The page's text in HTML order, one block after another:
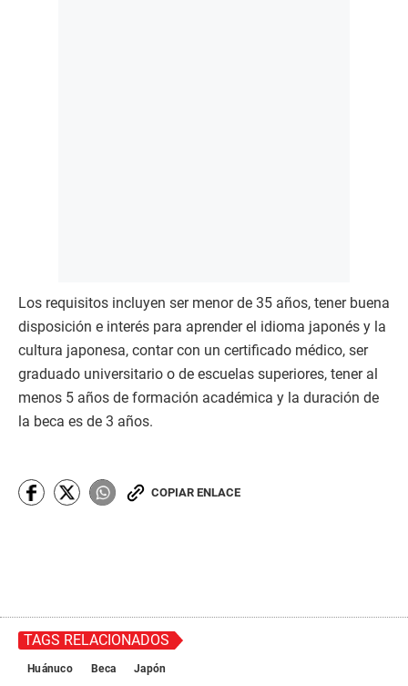
Los requisitos incluyen ser menor de 35 años, tener buena
disposición e interés para aprender el idioma japonés y la
cultura japonesa, contar con un certificado médico, ser
graduado universitario o de escuelas superiores, tener al
menos 5 años de formación académica y la duración de
la beca es de 3 años.
COPIAR ENLACE
TAGS RELACIONADOS
Huánuco Beca Japón